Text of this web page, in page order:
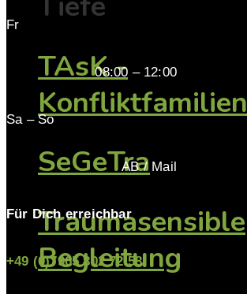
TAsK -
Konfliktfamilien
SeGeTra
Traumasensible
Begleitung
Fr
08:00 – 12:00
Sa – So
AB / Mail
Für Dich erreichbar
+49 (0)7965 802 72 58